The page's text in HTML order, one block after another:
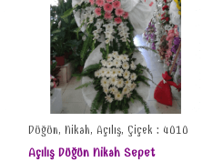
Düğün, Nikah, Açılış, Çiçek : 4010
Açılış Düğün Nikah Sepet